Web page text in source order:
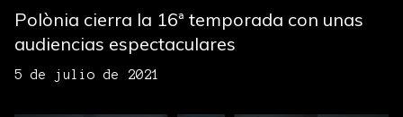
Polònia cierra la 16ª temporada con unas
audiencias espectaculares
5 de julio de 2021